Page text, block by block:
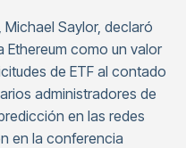
Saylor, declaró
Ethereum como un valor
de ETF al contado
administradores de
en las redes
en la conferencia